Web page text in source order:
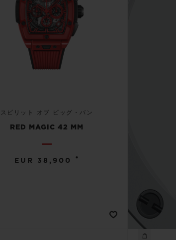
スピリット オブ ビッグ・バン
RED MAGIC 42 MM
EUR 38,900 •